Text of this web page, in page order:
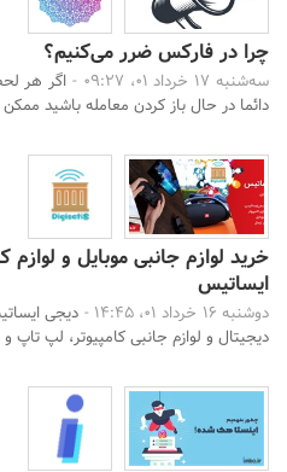
چرا در فارکس ضرر می‌کنیم؟
سه‌شنبه 17 خرداد 01، 09:27 -
اگر هر
دائما در حال باز کردن معامله باشید
خرید لوازم جانبی موبایل و لوازم
ایساتیس
دوشنبه 16 خرداد 01، 14:45 -
دیجی
دیجیتال و لوازم جانبی کامپیوتر، لپ تاپ